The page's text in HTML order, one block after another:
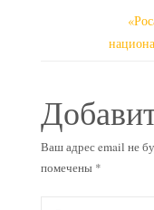
Ваш адрес email не
помечены *